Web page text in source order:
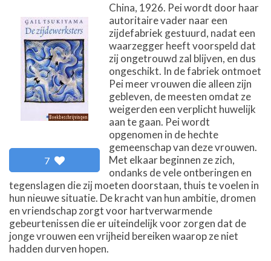
7
China, 1926. Pei wordt door haar
autoritaire vader naar een
zijdefabriek gestuurd, nadat een
waarzegger heeft voorspeld dat
zij ongetrouwd zal blijven, en dus
ongeschikt. In de fabriek ontmoet
Pei meer vrouwen die alleen zijn
gebleven, de meesten omdat ze
weigerden een verplicht huwelijk
aan te gaan. Pei wordt
opgenomen in de hechte
gemeenschap van deze vrouwen.
Met elkaar beginnen ze zich,
ondanks de vele ontberingen en
tegenslagen die zij moeten doorstaan, thuis te voelen in
hun nieuwe situatie. De kracht van hun ambitie, dromen
en vriendschap zorgt voor hartverwarmende
gebeurtenissen die er uiteindelijk voor zorgen dat de
jonge vrouwen een vrijheid bereiken waarop ze niet
hadden durven hopen.